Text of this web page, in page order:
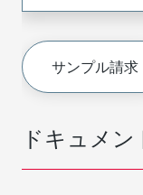
ドキュメ
サンプル請求